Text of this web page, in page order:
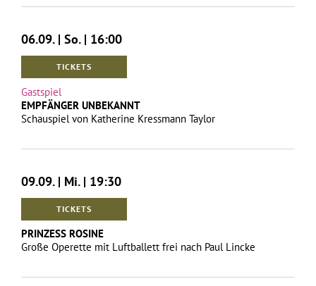
06.09. | So. | 16:00
TICKETS
Gastspiel
EMPFÄNGER UNBEKANNT
Schauspiel von Katherine Kressmann Taylor
09.09. | Mi. | 19:30
TICKETS
PRINZESS ROSINE
Große Operette mit Luftballett frei nach Paul Lincke